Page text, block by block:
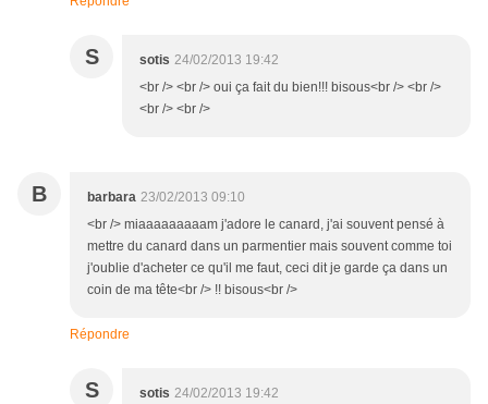
S sotis 24/02/2013 19:42
<br /> <br /> oui ça fait du bien!!! bisous<br /> <br />
<br /> <br />
B barbara 23/02/2013 09:10
<br /> miaaaaaaaaam j'adore le canard, j'ai souvent pensé à
mettre du canard dans un parmentier mais souvent comme toi
j'oublie d'acheter ce qu'il me faut, ceci dit je garde ça dans un
coin de ma tête<br /> !! bisous<br />
Répondre
S sotis 24/02/2013 19:42